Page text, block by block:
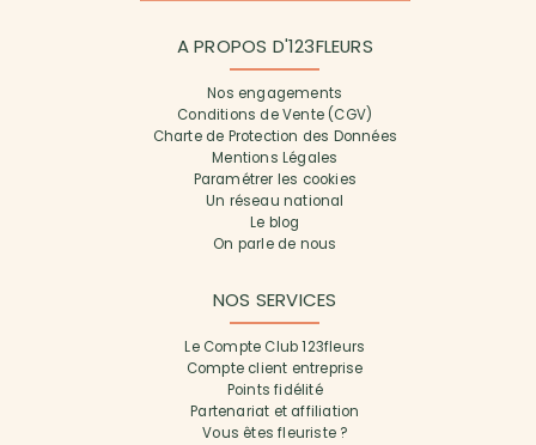
A PROPOS D'123FLEURS
Nos engagements
Conditions de Vente (CGV)
Charte de Protection des Données
Mentions Légales
Paramétrer les cookies
Un réseau national
Le blog
On parle de nous
NOS SERVICES
Le Compte Club 123fleurs
Compte client entreprise
Points fidélité
Partenariat et affiliation
Vous êtes fleuriste ?